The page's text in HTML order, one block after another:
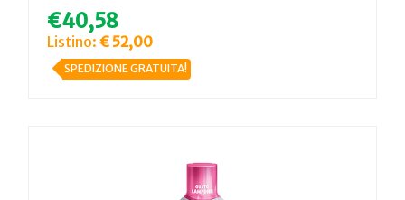
€40,58
Listino: € 52,00
SPEDIZIONE GRATUITA!